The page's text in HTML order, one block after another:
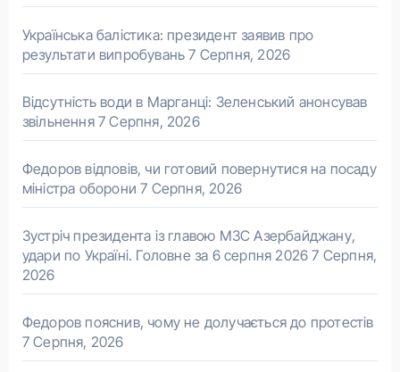
Українська балістика: президент заявив про
результати випробувань 7 Серпня, 2026
Відсутність води в Марганці: Зеленський анонсував
звільнення 7 Серпня, 2026
Федоров відповів, чи готовий повернутися на посаду
міністра оборони 7 Серпня, 2026
Зустріч президента із главою МЗС Азербайджану,
удари по Україні. Головне за 6 серпня 2026 7 Серпня,
2026
Федоров пояснив, чому не долучається до протестів
7 Серпня, 2026